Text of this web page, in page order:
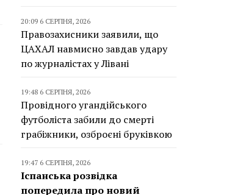
20:09 6 СЕРПНЯ, 2026
Правозахисники заявили, що
ЦАХАЛ навмисно завдав удару
по журналістах у Лівані
19:48 6 СЕРПНЯ, 2026
Провідного угандійського
футболіста забили до смерті
грабіжники, озброєні бруківкою
19:47 6 СЕРПНЯ, 2026
Іспанська розвідка
попередила про новий